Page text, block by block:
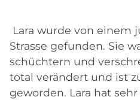
Lara wurde von einem
Strasse gefunden. Sie
schüchtern und
total verändert und ist
geworden. Lara hat